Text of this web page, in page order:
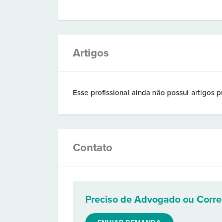
Artigos
Esse profissional ainda não possui artigos
Contato
Preciso de Advogado ou